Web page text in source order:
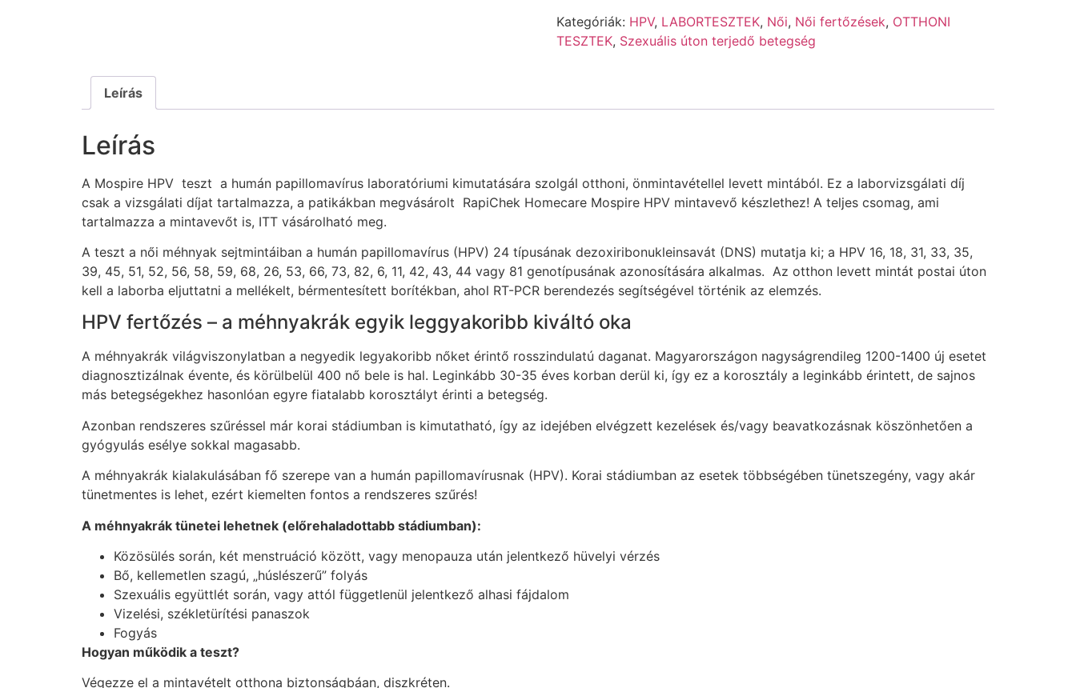
Kategóriák: HPV, LABORTESZTEK, Női, Női fertőzések, OTTHONI
TESZTEK, Szexuális úton terjedő betegség
Leírás
Leírás
A Mospire HPV teszt a humán papillomavírus laboratóriumi kimutatására szolgál otthoni, önmintavétellel levett mintából. Ez a laborvizsgálati díj
csak a vizsgálati díjat tartalmazza, a patikákban megvásárolt RapiChek Homecare Mospire HPV mintavevő készlethez! A teljes csomag, ami
tartalmazza a mintavevőt is, ITT vásárolható meg.
A teszt a női méhnyak sejtmintáiban a humán papillomavírus (HPV) 24 típusának dezoxiribonukleinsavát (DNS) mutatja ki; a HPV 16, 18, 31, 33, 35,
39, 45, 51, 52, 56, 58, 59, 68, 26, 53, 66, 73, 82, 6, 11, 42, 43, 44 vagy 81 genotípusának azonosítására alkalmas. Az otthon levett mintát postai úton
kell a laborba eljuttatni a mellékelt, bérmentesített borítékban, ahol RT-PCR berendezés segítségével történik az elemzés.
HPV fertőzés – a méhnyakrák egyik leggyakoribb kiváltó oka
A méhnyakrák világviszonylatban a negyedik legyakoribb nőket érintő rosszindulatú daganat. Magyarországon nagyságrendileg 1200-1400 új esetet
diagnosztizálnak évente, és körülbelül 400 nő bele is hal. Leginkább 30-35 éves korban derül ki, így ez a korosztály a leginkább érintett, de sajnos
más betegségekhez hasonlóan egyre fiatalabb korosztályt érinti a betegség.
Azonban rendszeres szűréssel már korai stádiumban is kimutatható, így az idejében elvégzett kezelések és/vagy beavatkozásnak köszönhetően a
gyógyulás esélye sokkal magasabb.
A méhnyakrák kialakulásában fő szerepe van a humán papillomavírusnak (HPV). Korai stádiumban az esetek többségében tünetszegény, vagy akár
tünetmentes is lehet, ezért kiemelten fontos a rendszeres szűrés!
A méhnyakrák tünetei lehetnek (előrehaladottabb stádiumban):
Közösülés során, két menstruáció között, vagy menopauza után jelentkező hüvelyi vérzés
Bő, kellemetlen szagú, „húslészerű” folyás
Szexuális együttlét során, vagy attól függetlenül jelentkező alhasi fájdalom
Vizelési, székletürítési panaszok
Fogyás
Hogyan működik a teszt?
Végezze el a mintavételt otthona biztonságbáan, diszkréten.